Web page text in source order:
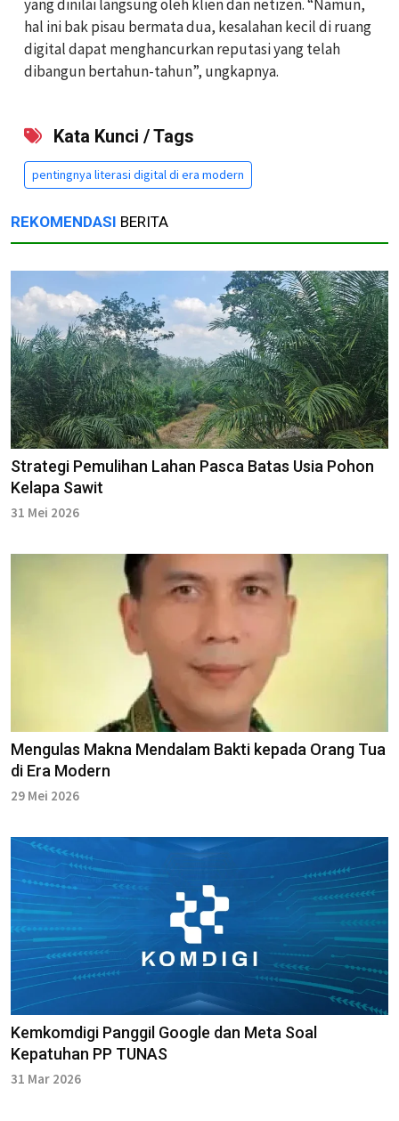
yang dinilai langsung oleh klien dan netizen. “Namun,
hal ini bak pisau bermata dua, kesalahan kecil di ruang
digital dapat menghancurkan reputasi yang telah
dibangun bertahun-tahun”, ungkapnya.
Kata Kunci / Tags
pentingnya literasi digital di era modern
REKOMENDASI BERITA
Strategi Pemulihan Lahan Pasca Batas Usia Pohon
Kelapa Sawit
31 Mei 2026
Mengulas Makna Mendalam Bakti kepada Orang Tua
di Era Modern
29 Mei 2026
Kemkomdigi Panggil Google dan Meta Soal
Kepatuhan PP TUNAS
31 Mar 2026